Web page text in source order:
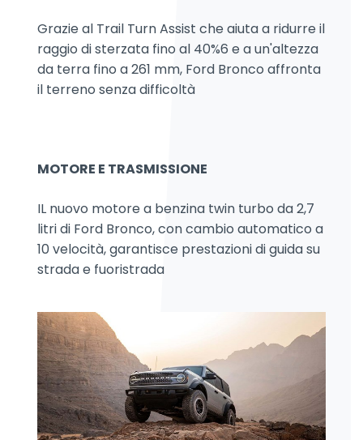
Grazie al Trail Turn Assist che aiuta a ridurre il
raggio di sterzata fino al 40%6 e a un'altezza
da terra fino a 261 mm, Ford Bronco affronta
il terreno senza difficoltà
MOTORE E TRASMISSIONE
IL nuovo motore a benzina twin turbo da 2,7
litri di Ford Bronco, con cambio automatico a
10 velocità, garantisce prestazioni di guida su
strada e fuoristrada